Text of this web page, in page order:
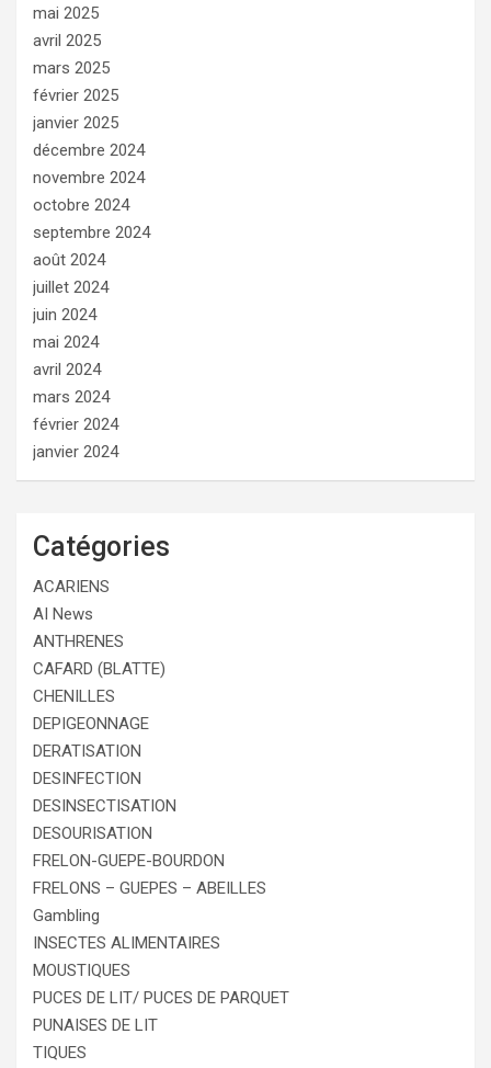
mai 2025
avril 2025
mars 2025
février 2025
janvier 2025
décembre 2024
novembre 2024
octobre 2024
septembre 2024
août 2024
juillet 2024
juin 2024
mai 2024
avril 2024
mars 2024
février 2024
janvier 2024
Catégories
ACARIENS
AI News
ANTHRENES
CAFARD (BLATTE)
CHENILLES
DEPIGEONNAGE
DERATISATION
DESINFECTION
DESINSECTISATION
DESOURISATION
FRELON-GUEPE-BOURDON
FRELONS – GUEPES – ABEILLES
Gambling
INSECTES ALIMENTAIRES
MOUSTIQUES
PUCES DE LIT/ PUCES DE PARQUET
PUNAISES DE LIT
TIQUES